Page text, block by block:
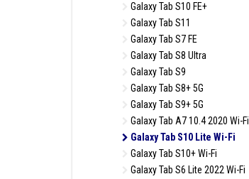
Galaxy Tab S10 FE+
Galaxy Tab S11
Galaxy Tab S7 FE
Galaxy Tab S8 Ultra
Galaxy Tab S9
Galaxy Tab S8+ 5G
Galaxy Tab S9+ 5G
Galaxy Tab A7 10.4 2020 Wi-Fi
Galaxy Tab S10 Lite Wi-Fi
Galaxy Tab S10+ Wi-Fi
Galaxy Tab S6 Lite 2022 Wi-Fi